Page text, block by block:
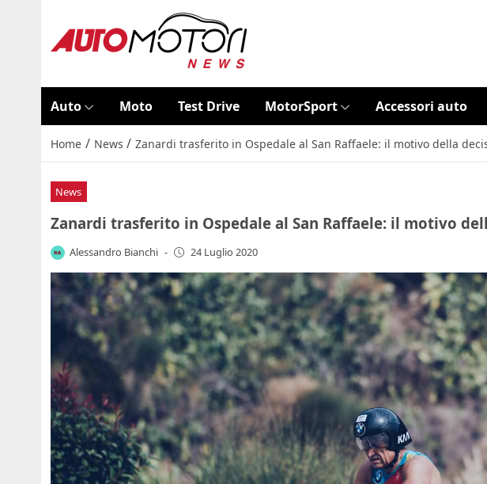
Auto Moto Test Drive MotorSport Accessori auto
Home / News / Zanardi trasferito in Ospedale al San Raffaele: il motivo della
News
Zanardi trasferito in Ospedale al San Raffaele: il motivo
Alessandro Bianchi - 24 Luglio 2020